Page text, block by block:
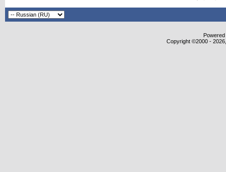
Copyright ©2000 -